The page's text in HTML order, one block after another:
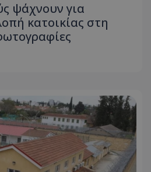
ψάχνουν για
κατοικίας στη